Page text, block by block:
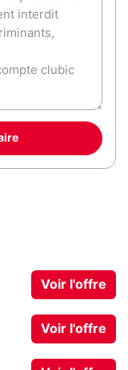
Voir l'offre
Voir l'offre